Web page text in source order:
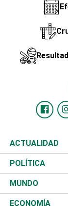
ACTUALIDAD
Nacional
Ciudad
Educación
POLÍTICA
Partidos
JCE
MUNDO
Estados Unidos
ECONOMÍA